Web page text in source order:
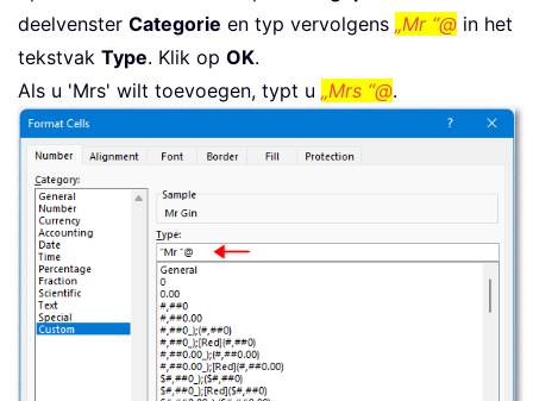
deelvenster Categorie en typ vervolgens „Mr “@ in het
tekstvak Type. Klik op OK.
Als u 'Mrs' wilt toevoegen, typt u „Mrs “@.